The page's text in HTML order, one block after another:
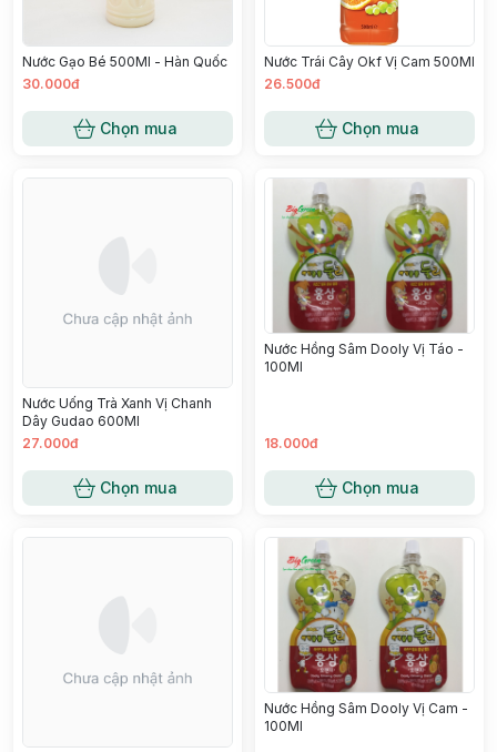
Nước Gạo Bé 500Ml - Hàn Quốc
30.000đ
Chọn mua
Nước Trái Cây Okf Vị Cam 500Ml
26.500đ
Chọn mua
Nước Uống Trà Xanh Vị Chanh
Dây Gudao 600Ml
27.000đ
Chọn mua
Nước Hồng Sâm Dooly Vị Táo -
100Ml
18.000đ
Chọn mua
Nước Hồng Sâm Dooly Vị Cam -
100Ml